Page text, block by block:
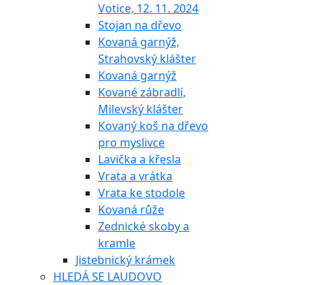
Votice, 12. 11. 2024
Stojan na dřevo
Kovaná garnýž,
Strahovský klášter
Kovaná garnýž
Kované zábradlí,
Milevský klášter
Kovaný koš na dřevo
pro myslivce
Lavička a křesla
Vrata a vrátka
Vrata ke stodole
Kovaná růže
Zednické skoby a
kramle
Jistebnický krámek
HLEDÁ SE LAUDOVO